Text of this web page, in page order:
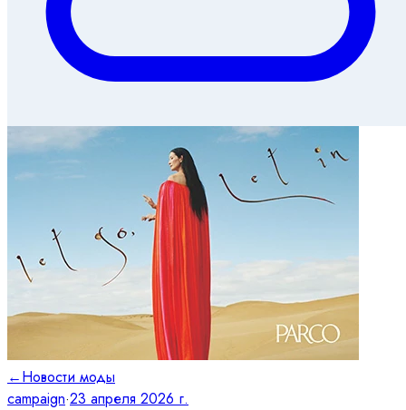
←Новости моды
campaign·23 апреля 2026 г.